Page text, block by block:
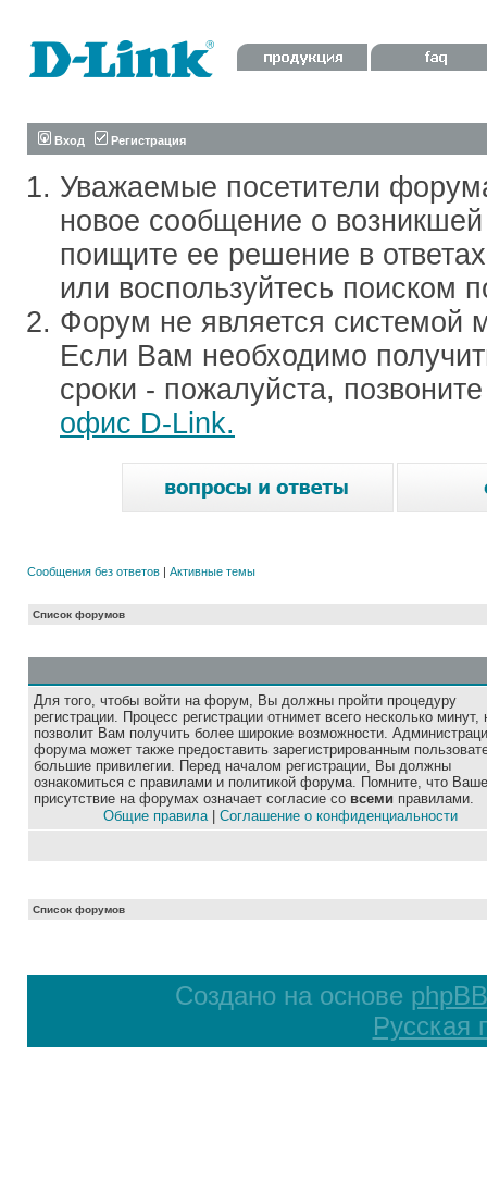
Вход Регистрация
Уважаемые посетители
новое сообщение о
поищите ее решение в
или воспользуйтесь поиском
Форум не является системой
Если Вам необходимо
сроки - пожалуйста,
офис D-Link.
Сообщения без ответов | Активные темы
Список форумов
Для того, чтобы войти на форум, Вы должны пройти процедуру
регистрации. Процесс регистрации отнимет всего несколько минут,
позволит Вам получить более широкие возможности.
форума может также предоставить зарегистрированным
большие привилегии. Перед началом регистрации, Вы должны
ознакомиться с правилами и политикой форума. Помните, что Ваше
присутствие на форумах означает согласие со всеми правилами.
Общие правила| Соглашение о конфиденциальности
Список форумов
Создано на основе phpBB
Русская